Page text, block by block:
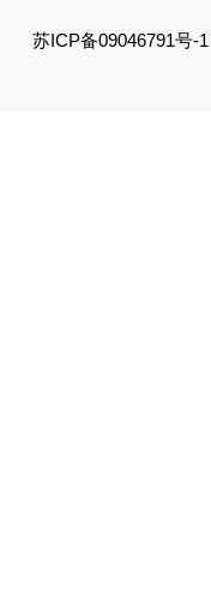
苏ICP备09046791号-1